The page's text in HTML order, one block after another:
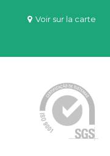
Voir sur la carte